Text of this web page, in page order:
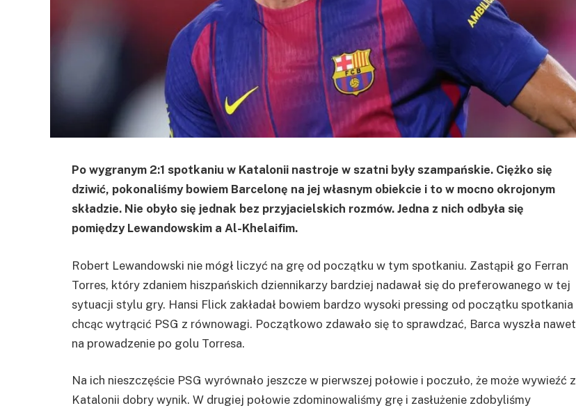
Po wygranym 2:1 spotkaniu w Katalonii nastroje w szatni były szampańskie. Ciężko się
dziwić, pokonaliśmy bowiem Barcelonę na jej własnym obiekcie i to w mocno okrojonym
składzie. Nie obyło się jednak bez przyjacielskich rozmów. Jedna z nich odbyła się
pomiędzy Lewandowskim a Al-Khelaifim.
Robert Lewandowski nie mógł liczyć na grę od początku w tym spotkaniu. Zastąpił go Ferran
Torres, który zdaniem hiszpańskich dziennikarzy bardziej nadawał się do preferowanego w tej
sytuacji stylu gry. Hansi Flick zakładał bowiem bardzo wysoki pressing od początku spotkania
chcąc wytrącić PSG z równowagi. Początkowo zdawało się to sprawdzać, Barca wyszła nawet
na prowadzenie po golu Torresa.
Na ich nieszczęście PSG wyrównało jeszcze w pierwszej połowie i poczuło, że może wywieźć z
Katalonii dobry wynik. W drugiej połowie zdominowaliśmy grę i zasłużenie zdobyliśmy